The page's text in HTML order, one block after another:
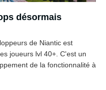
désormais
de Niantic est
joueurs lvl 40+. C'est un
de la fonctionnalité à